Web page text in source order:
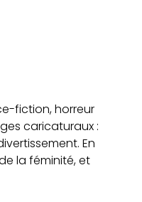
fiction, horreur
caricaturaux :
En
la féminité, et